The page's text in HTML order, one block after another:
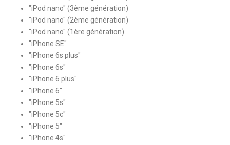
"iPod nano" (3ème génération)
"iPod nano" (2ème génération)
"iPod nano" (1ère génération)
"iPhone SE"
"iPhone 6s plus"
"iPhone 6s"
"iPhone 6 plus"
"iPhone 6"
"iPhone 5s"
"iPhone 5c"
"iPhone 5"
"iPhone 4s"